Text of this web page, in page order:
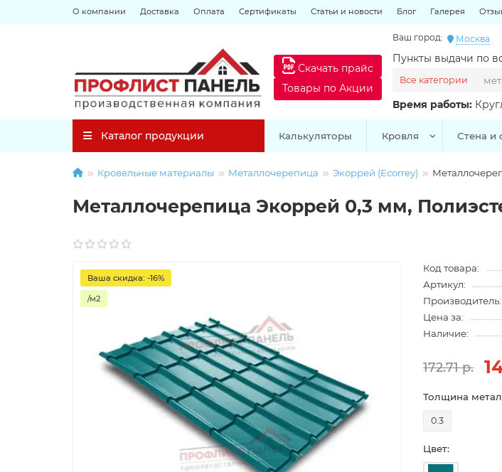
О компании Доставка Оплата Сертификаты Статьи и новости Блог Галерея
Ваш город: Москва
Пункты выдачи по
Время работы:
Все категории
Скачать прайс
Товары по Акции
Каталог продукции Калькуляторы Кровля Стена и
Кровельные материалы Металлочерепица Экоррей (Ecorrey)
Металлочерепица Экоррей 0,3 мм,
Ваша скидка: -16%
/м2
Код товара:
Артикул:
Производитель:
Цена за:
Наличие:
172.71 р.
Толщина
0.3
Цвет: